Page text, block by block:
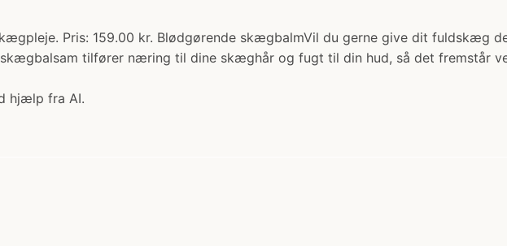
Pris: 159.00 kr. Blødgørende skægbalmVil du gerne give dit fuldskæg
tilfører næring til dine skæghår og fugt til din hud, så det fremstår
hjælp fra AI.